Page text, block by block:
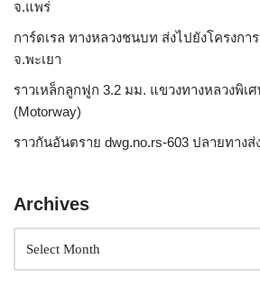
จ.แพร่
การ์ดเรล ทางหลวงชนบท ส่งไปยังโครงกา
จ.พะเยา
ราวเหล็กลูกฟูก 3.2 มม. แขวงทางหลวงพิเศ
(Motorway)
ราวกันอันตราย dwg.no.rs-603 ปลายทาง
Archives